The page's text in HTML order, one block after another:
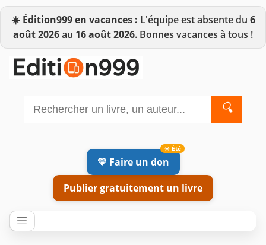
☀️ Édition999 en vacances : L'équipe est absente du 6
août 2026au 16 août 2026. Bonnes vacances à tous !
🔍
💛 Faire un don
Publier gratuitement un livre